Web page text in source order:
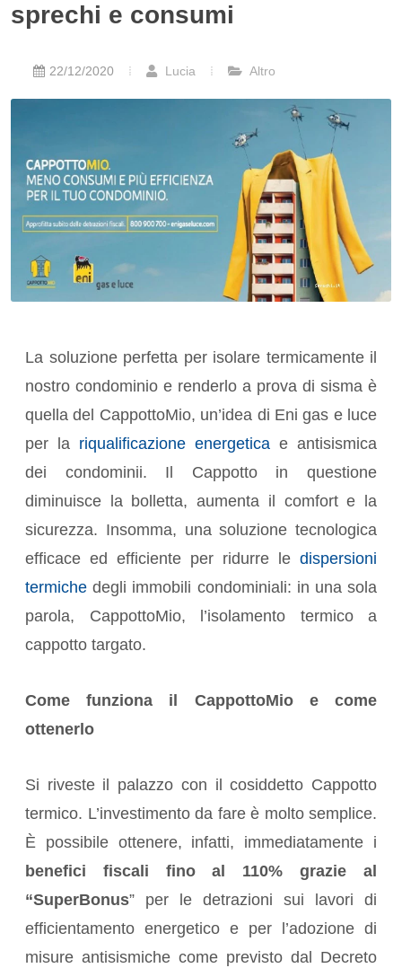
sprechi e consumi
22/12/2020 Lucia Altro
La soluzione perfetta per isolare termicamente il
nostro condominio e renderlo a prova di sisma è
quella del CappottoMio, un’idea di Eni gas e luce
per la riqualificazione energetica e antisismica
dei condominii. Il Cappotto in questione
diminuisce la bolletta, aumenta il comfort e la
sicurezza. Insomma, una soluzione tecnologica
efficace ed efficiente per ridurre le dispersioni
termiche degli immobili condominiali: in una sola
parola, CappottoMio, l’isolamento termico a
cappotto targato.
Come funziona il CappottoMio e come
ottenerlo
Si riveste il palazzo con il cosiddetto Cappotto
termico. L’investimento da fare è molto semplice.
È possibile ottenere, infatti, immediatamente i
benefici fiscali fino al 110% grazie al
“SuperBonus” per le detrazioni sui lavori di
efficientamento energetico e per l’adozione di
misure antisismiche come previsto dal Decreto